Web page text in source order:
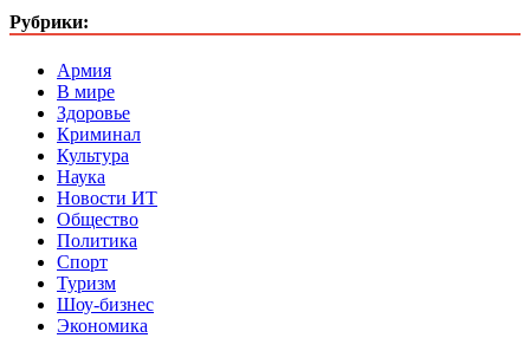
Рубрики:
Армия
В мире
Здоровье
Криминал
Культура
Наука
Новости ИТ
Общество
Политика
Спорт
Туризм
Шоу-бизнес
Экономика